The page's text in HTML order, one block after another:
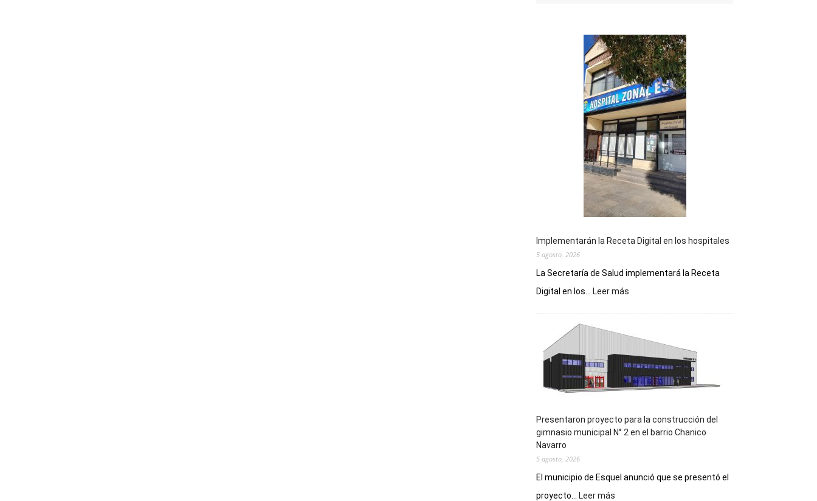
Implementarán la Receta Digital en los hospitales
5 agosto, 2026
La Secretaría de Salud implementará la Receta
Digital en los...
Leer más
Digital
en
los
hospitales
Presentaron proyecto para la construcción del
gimnasio municipal N° 2 en el barrio Chanico
Navarro
5 agosto, 2026
El municipio de Esquel anunció que se presentó el
proyecto...
Leer más